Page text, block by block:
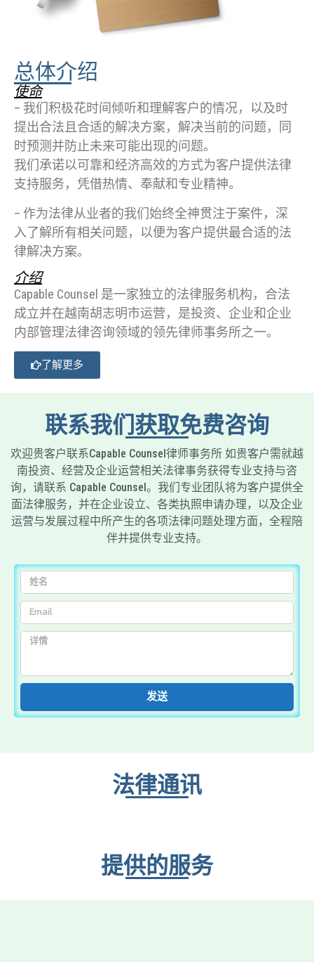
总体介绍
使命
– 我们积极花时间倾听和理解客户的情况，以及时
提出合法且合适的解决方案，解决当前的问题，同
时预测并防止未来可能出现的问题。
我们承诺以可靠和经济高效的方式为客户提供法律
支持服务，凭借热情、奉献和专业精神。
– 作为法律从业者的我们始终全神贯注于案件，深
入了解所有相关问题，以便为客户提供最合适的法
律解决方案。
介绍
Capable Counsel 是一家独立的法律服务机构，合法
成立并在越南胡志明市运营，是投资、企业和企业
内部管理法律咨询领域的领先律师事务所之一。
了解更多
联系我们获取免费咨询
欢迎贵客户联系Capable Counsel律师事务所 如贵客户需就越
南投资、经营及企业运营相关法律事务获得专业支持与咨
询，请联系 Capable Counsel。我们专业团队将为客户提供全
面法律服务，并在企业设立、各类执照申请办理，以及企业
运营与发展过程中所产生的各项法律问题处理方面，全程陪
伴并提供专业支持。
发送
法律通讯
提供的服务